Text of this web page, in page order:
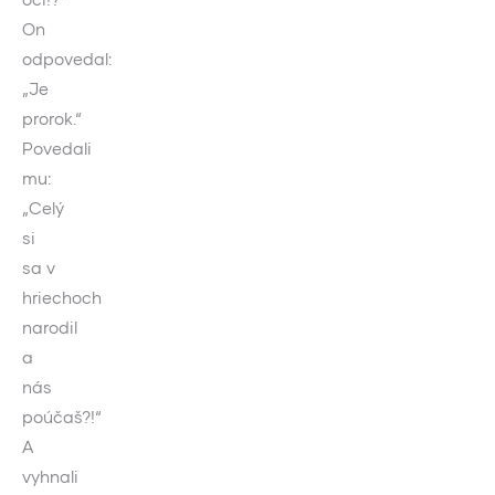
On
odpovedal:
„Je
prorok.“
Povedali
mu:
„Celý
si
sa v
hriechoch
narodil
a
nás
poúčaš?!“
A
vyhnali